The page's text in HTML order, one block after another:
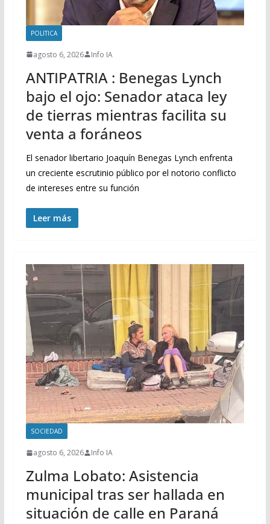
POLITICA
agosto 6, 2026 Info IA
ANTIPATRIA : Benegas Lynch
bajo el ojo: Senador ataca ley
de tierras mientras facilita su
venta a foráneos
El senador libertario Joaquín Benegas Lynch enfrenta
un creciente escrutinio público por el notorio conflicto
de intereses entre su función
Leer más
SOCIEDAD
agosto 6, 2026 Info IA
Zulma Lobato: Asistencia
municipal tras ser hallada en
situación de calle en Paraná